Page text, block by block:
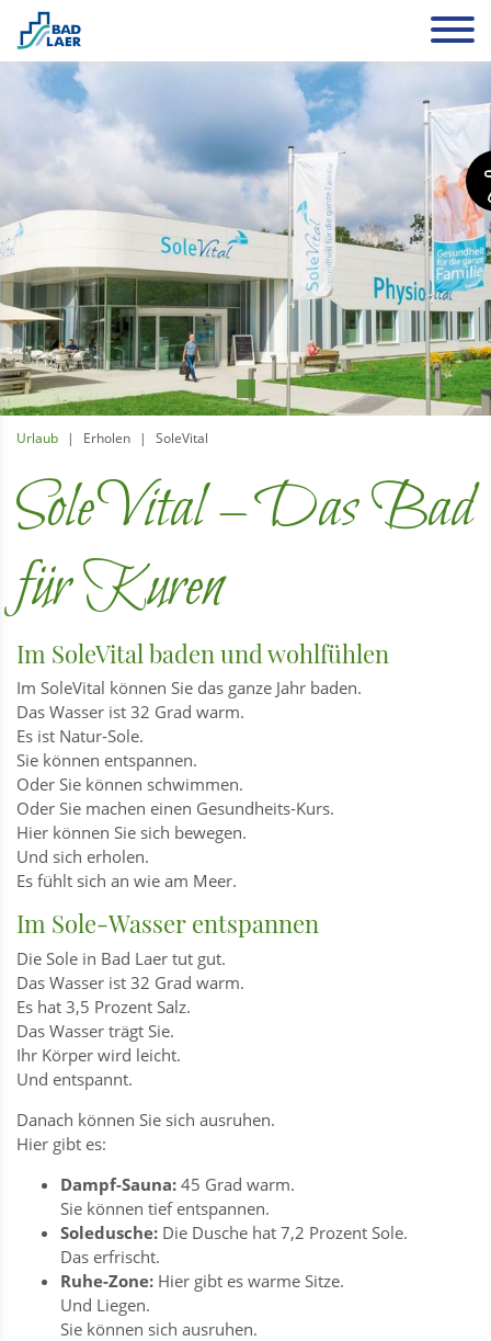
Urlaub Erholen SoleVital
SoleVital – Das Bad
für Kuren
Im SoleVital baden und wohlfühlen
Im SoleVital können Sie das ganze Jahr baden.
Das Wasser ist 32 Grad warm.
Es ist Natur-Sole.
Sie können entspannen.
Oder Sie können schwimmen.
Oder Sie machen einen Gesundheits-Kurs.
Hier können Sie sich bewegen.
Und sich erholen.
Es fühlt sich an wie am Meer.
Im Sole-Wasser entspannen
Die Sole in Bad Laer tut gut.
Das Wasser ist 32 Grad warm.
Es hat 3,5 Prozent Salz.
Das Wasser trägt Sie.
Ihr Körper wird leicht.
Und entspannt.
Danach können Sie sich ausruhen.
Hier gibt es:
Dampf-Sauna: 45 Grad warm.
Sie können tief entspannen.
Soledusche: Die Dusche hat 7,2 Prozent Sole.
Das erfrischt.
Ruhe-Zone: Hier gibt es warme Sitze.
Und Liegen.
Sie können sich ausruhen.